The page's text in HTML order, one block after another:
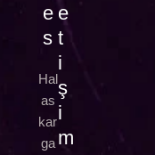
e
s
Hal
as
kar
ga
e
t
i
ş
i
m